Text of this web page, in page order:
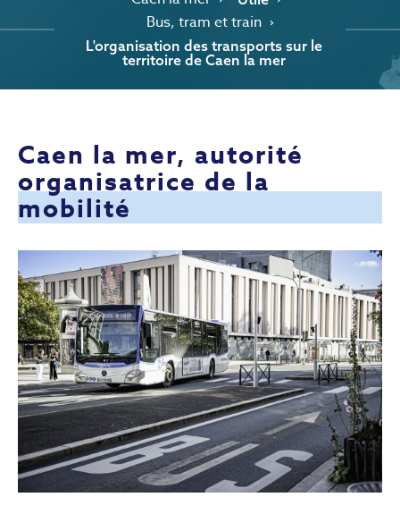
Bus, tram et train
L'organisation des transports sur le
territoire de Caen la mer
Caen la mer, autorité
organisatrice de la
mobilité